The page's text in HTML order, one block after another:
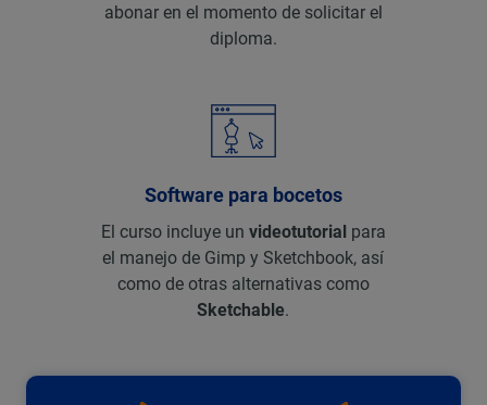
abonar en el momento de solicitar el
diploma.
Software para bocetos
El curso incluye un videotutorial para
el manejo de Gimp y Sketchbook, así
como de otras alternativas como
Sketchable.